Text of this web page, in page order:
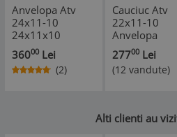
Anvelopa Atv
24x11-10
24x11x10
36000 Lei
(2)
Cauciuc Atv
22x11-10
Anvelopa
22x11x10
Tubeless
27700 Lei
(12 vandute)
Alti clienti au